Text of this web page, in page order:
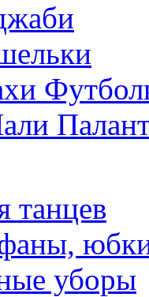
танцев
уборы